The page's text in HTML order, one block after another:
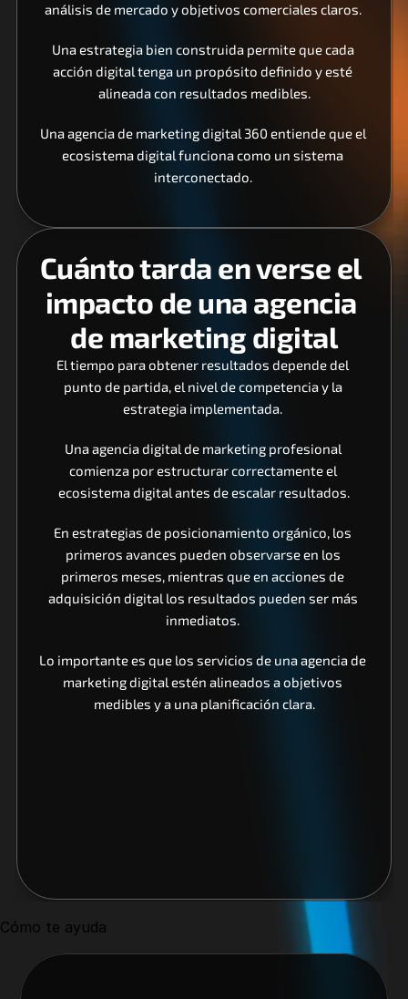
análisis de mercado y objetivos comerciales claros.
Una estrategia bien construida permite que cada
acción digital tenga un propósito definido y esté
alineada con resultados medibles.
Una agencia de marketing digital 360 entiende que el
ecosistema digital funciona como un sistema
interconectado.
Cuánto tarda en verse el
impacto de una agencia
de marketing digital
El tiempo para obtener resultados depende del
punto de partida, el nivel de competencia y la
estrategia implementada.
Una agencia digital de marketing profesional
comienza por estructurar correctamente el
ecosistema digital antes de escalar resultados.
En estrategias de posicionamiento orgánico, los
primeros avances pueden observarse en los
primeros meses, mientras que en acciones de
adquisición digital los resultados pueden ser más
inmediatos.
Lo importante es que los servicios de una agencia de
marketing digital estén alineados a objetivos
medibles y a una planificación clara.
Cómo te ayuda